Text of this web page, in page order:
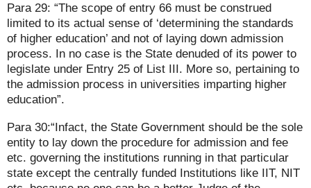
Para 29: “The scope of entry 66 must be construed
limited to its actual sense of ‘determining the standards
of higher education’ and not of laying down admission
process. In no case is the State denuded of its power to
legislate under Entry 25 of List III. More so, pertaining to
the admission process in universities imparting higher
education”.
Para 30:“Infact, the State Government should be the sole
entity to lay down the procedure for admission and fee
etc. governing the institutions running in that particular
state except the centrally funded Institutions like IIT, NIT